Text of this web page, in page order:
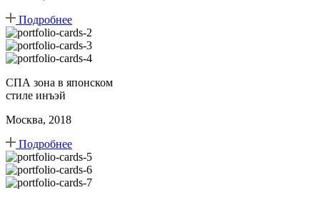
Подробнее
СПА зона в японском
стиле инъэй
Москва, 2018
Подробнее